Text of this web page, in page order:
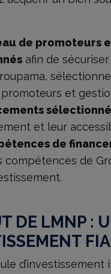
de promoteurs
afin de
et
et leur
de
compétences de
DE LMNP :